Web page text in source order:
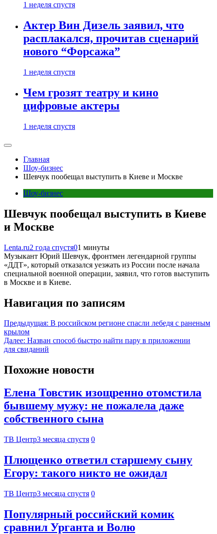
1 неделя спустя
Актер Вин Дизель заявил, что
расплакался, прочитав сценарий
нового “Форсажа”
1 неделя спустя
Чем грозят театру и кино
цифровые актеры
1 неделя спустя
Главная
Шоу-бизнес
Шевчук пообещал выступить в Киеве и Москве
Шоу-бизнес
Шевчук пообещал выступить в Киеве
и Москве
Lenta.ru2 года спустя01 минуты
Музыкант Юрий Шевчук, фронтмен легендарной группы
«ДДТ», который отказался уезжать из России после начала
специальной военной операции, заявил, что готов выступить
в Москве и в Киеве.
Навигация по записям
Предыдущая: В российском регионе спасли лебедя с раненым
крылом
Далее: Назван способ быстро найти пару в приложении
для свиданий
Похожие новости
Елена Товстик изощренно отомстила
бывшему мужу: не пожалела даже
собственного сына
ТВ Центр3 месяца спустя 0
Плющенко ответил старшему сыну
Егору: такого никто не ожидал
ТВ Центр3 месяца спустя 0
Популярный российский комик
сравнил Урганта и Волю